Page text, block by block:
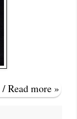
Read more »